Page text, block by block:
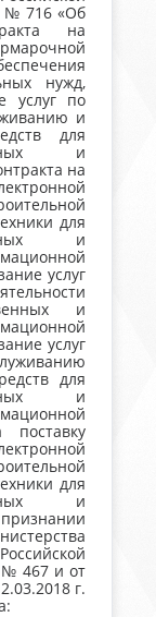
№ 716 «Об
на
нужд,
услуг по
и
для
и
на
для
и
услуг
и
услуг
для
и
для
и
№ 467 и от
г.